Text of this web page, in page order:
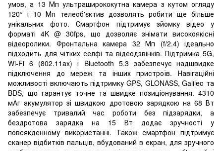
умов, а 13 Мп ультраширококутна камера з кутом огляду
120° і 10 Мп телеоб'єктив дозволять робити ще більше
унікальних фото. Смартфон підтримує зйомку відео у
форматі 4K @ 30fps, що дозволяє знімати високоякісні
відеоролики. Фронтальна камера 32 Мп (f/2.4) ідеально
підходить для чітких селфі та відеодзвінків. Підтримка 5G,
Wi-Fi 6 (802.11ax) і Bluetooth 5.3 забезпечує надшвидке
підключення до мереж та інших пристроїв. Навігаційні
можливості включають підтримку GPS, GLONASS, Galileo та
BDS, що гарантує точне та швидке позиціонування. 4310
мАг акумулятор зі швидкою дротовою зарядкою на 68 Вт
забезпечує тривалий час роботи без підзарядки, а
бездротова зарядка на 15 Вт додає зручності у
повсякденному використанні. Також смартфон підтримує
сканер відбитків пальців, вбудований в екран, для зручного